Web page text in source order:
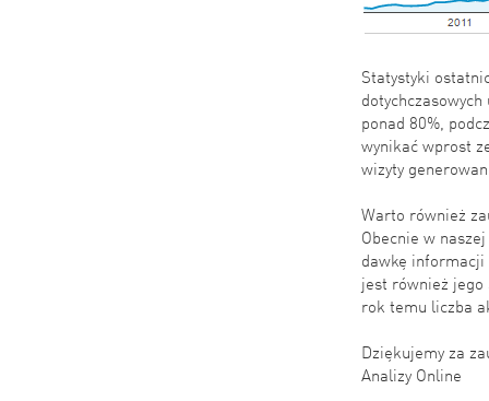
Statystyki
ponad 80%,
wynikać wprost
wizyty
Warto również
Obecnie w
dawkę
jest również jego
rok temu liczba
Dziękujemy za
Analizy Online